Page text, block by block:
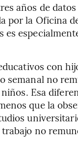
años de
por la Oficina
con
semanal no
Esa
que la
trabajo no